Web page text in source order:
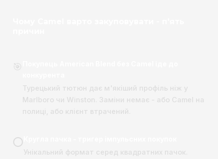
🎯
Турецький тютюн дає м'якіший профіль ніж у
Marlboro чи Winston. Заміни немає - або Camel на
полиці, або клієнт втрачений.
⭕
Унікальний формат серед квадратних пачок.